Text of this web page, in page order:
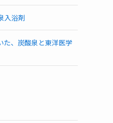
入浴剤
た、炭酸泉と東洋医学